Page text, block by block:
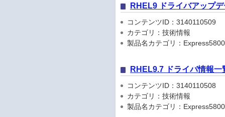
RHEL9 ドライバアップ
コンテンツID：3140110509
カテゴリ：技術情報
製品名カテゴリ：
RHEL9.7 ドライバ情報一
コンテンツID：3140110508
カテゴリ：技術情報
製品名カテゴリ：